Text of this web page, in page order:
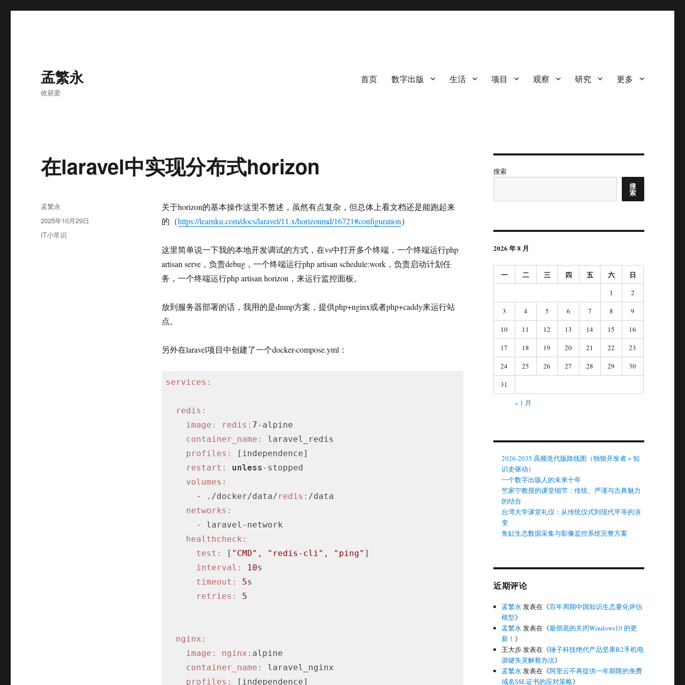
孟繁永
收获爱
首页 数字出版 生活 项目 观察 研究 更多
在laravel中实现分布式horizon
关于horizon的基本操作这里不赘述，虽然有点复杂，但总体上看文档还是能跑起来
的（https://learnku.com/docs/laravel/11.x/horizonmd/16721#configuration）
这里简单说一下我的本地开发调试的方式，在vs中打开多个终端，一个终端运行php
artisan serve，负责debug，一个终端运行php artisan schedule:work，负责启动计划任
务，一个终端运行php artisan horizon，来运行监控面板。
放到服务器部署的话，我用的是dnmp方案，提供php+nginx或者php+caddy来运行站
点。
另外在laravel项目中创建了一个docker-compose.yml：
services:
redis:
image:
redis: 7-alpine
container_name:
laravel_redis
profiles:
[independence]
restart:
unless-stopped
volumes:
      - ./docker/data/
redis: /data
networks:
healthcheck:
test:
[ "CMD" , "redis-cli" , "ping" ]
interval:
10s
timeout:
5s
retries:
5
nginx:
image:
nginx: alpine
container_name:
laravel_nginx
profiles:
[independence]
作
者
孟繁永
发
布
2025年10月29日
分
IT小常识
搜索
搜
索
2026 年 8 月
一 二 三 四 五 六 日
1
2
3
4 5 6 7 8
9
10
11 12 13 14 15
16
17
18 19 20 21 22
23
24
25 26 27 28 29
30
31
« 1 月
2026-2035 高频迭代版路线图（独狼开发者 + 知
识史驱动）
一个数字出版人的未来十年
竺家宁教授的课堂细节：传统、严谨与古典魅力
的结合
台湾大学课堂礼仪：从传统仪式到现代平等的演
变
鱼缸生态数据采集与影像监控系统完整方案
近期评论
孟繁永 发表在《百年周期中国知识生态量化评估
模型》
孟繁永 发表在《最彻底的关闭Windows10 的更
新！ 》
王大步发表在《锤子科技绝代产品坚果R2手机电
源键失灵解救办法》
孟繁永 发表在《阿里云不再提供一年期限的免费
域名SSL证书的应对策略》